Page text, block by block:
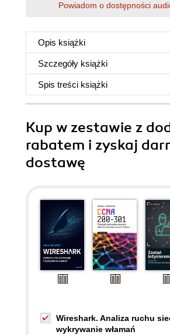
Powiadom o dostępności
Opis książki
Szczegóły książki
Spis treści książki
Kup w zestawie z
rabatem i zyskaj
dostawę
Wireshark. Analiza ruchu
wykrywanie włamań